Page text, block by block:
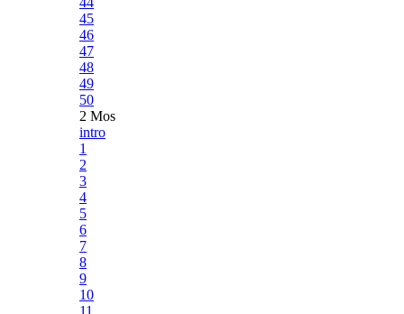
45
46
47
48
49
50
2 Mos
intro
1
2
3
4
5
6
7
8
9
10
11